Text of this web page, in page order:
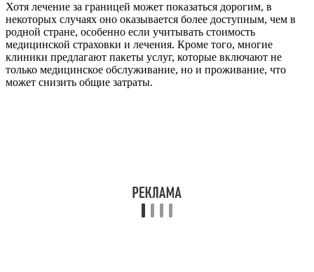
Хотя лечение за границей может показаться дорогим, в
некоторых случаях оно оказывается более доступным, чем в
родной стране, особенно если учитывать стоимость
медицинской страховки и лечения. Кроме того, многие
клиники предлагают пакеты услуг, которые включают не
только медицинское обслуживание, но и проживание, что
может снизить общие затраты.